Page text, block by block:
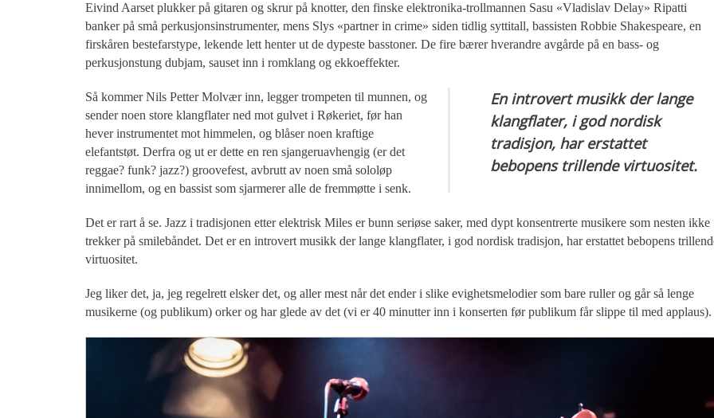
Eivind Aarset plukker på gitaren og skrur på knotter, den finske elektronika-trollmannen Sasu «Vladislav Delay» Ripatti
banker på små perkusjonsinstrumenter, mens Slys «partner in crime» siden tidlig syttitall, bassisten Robbie Shakespeare, en
firskåren bestefarstype, lekende lett henter ut de dypeste basstoner. De fire bærer hverandre avgårde på en bass- og
perkusjonstung dubjam, sauset inn i romklang og ekkoeffekter.
En introvert musikk der lange
klangflater, i god nordisk
tradisjon, har erstattet
bebopens trillende virtuositet.
Så kommer Nils Petter Molvær inn, legger trompeten til munnen, og
sender noen store klangflater ned mot gulvet i Røkeriet, før han
hever instrumentet mot himmelen, og blåser noen kraftige
elefantstøt. Derfra og ut er dette en ren sjangeruavhengig (er det
reggae? funk? jazz?) groovefest, avbrutt av noen små sololøp
innimellom, og en bassist som sjarmerer alle de fremmøtte i senk.
Det er rart å se. Jazz i tradisjonen etter elektrisk Miles er bunn seriøse saker, med dypt konsentrerte musikere som nesten ikke
trekker på smilebåndet. Det er en introvert musikk der lange klangflater, i god nordisk tradisjon, har erstattet bebopens
virtuositet.
Jeg liker det, ja, jeg regelrett elsker det, og aller mest når det ender i slike evighetsmelodier som bare ruller og går så lenge
musikerne (og publikum) orker og har glede av det (vi er 40 minutter inn i konserten før publikum får slippe til med applaus).